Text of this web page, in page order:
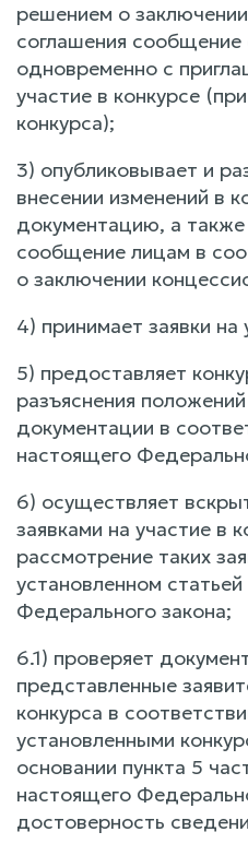
решением о
соглашения сообщение
одновременно с
участие в конкурсе
конкурса);
3) опубликовывает и
внесении изменений в
документацию, а также
сообщение лицам в
о заключении
4) принимает заявки на
5) предоставляет
разъяснения
документации в
настоящего
6) осуществляет
заявками на участие в
рассмотрение таких
установленном
Федерального закона;
6.1) проверяет
представленные
конкурса в
установленными
основании пункта 5
настоящего
достоверность